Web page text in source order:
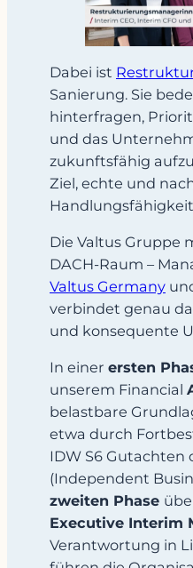
Dabei ist
Sanierung. Sie
hinterfragen,
und das
zukunftsfähig
Ziel, echte und
Die Valtus Gruppe
DACH-Raum –
Valtus Germany
verbindet genau
und konsequente
In einer ersten
unserem Financial
belastbare
etwa durch
IDW S6 Gutachten
(Independent
zweiten Phase
Executive Interim
Verantwortung in